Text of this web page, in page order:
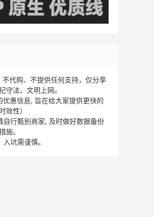
不代购、不提供任何支持，仅分享
守法、文明上网。
优惠信息, 旨在给大家提供更快的
效性）
自行甄别商家, 及时做好数据备份
施。
坑需谨慎。